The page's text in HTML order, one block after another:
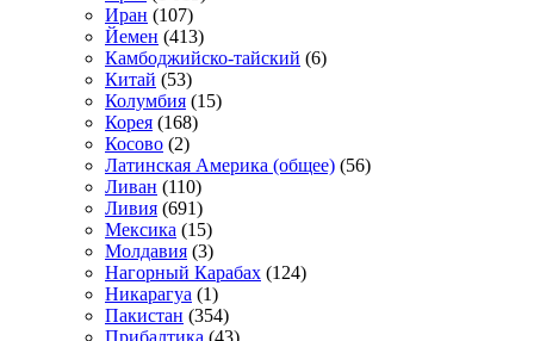
Иран (107)
Йемен (413)
Камбоджийско-тайский (6)
Китай (53)
Колумбия (15)
Корея (168)
Косово (2)
Латинская Америка (общее) (56)
Ливан (110)
Ливия (691)
Мексика (15)
Молдавия (3)
Нагорный Карабах (124)
Никарагуа (1)
Пакистан (354)